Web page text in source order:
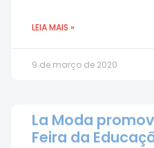
LEIA MAIS »
9 de março de 2020
La Moda
Feira da